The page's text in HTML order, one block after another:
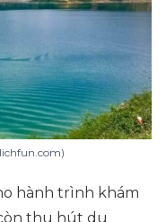
hành trình khám
thu hút du